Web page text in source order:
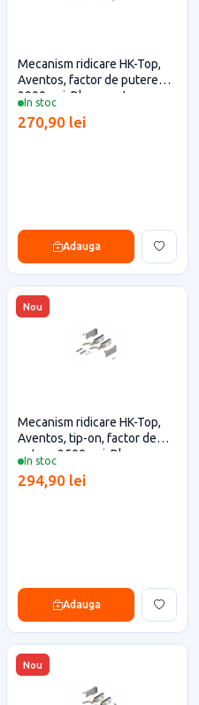
In stoc
Mecanism ridicare HK-Top,
Aventos, factor de putere
2900, gri, Blum pentru casa
270,90 lei
Adauga
Nou
In stoc
Mecanism ridicare HK-Top,
Aventos, tip-on, factor de
putere 2500, gri, Blum
eficiente
294,90 lei
Adauga
Nou